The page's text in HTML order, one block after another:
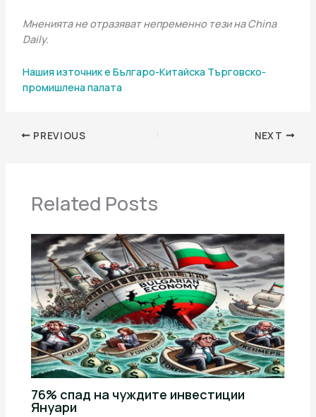
Мненията не отразяват непременно тези на China
Daily.
Нашия източник е Българо-Китайска Търговско-
промишлена палaта
PREVIOUS NEXT
Related Posts
76% спад на чуждите инвестиции
Януари